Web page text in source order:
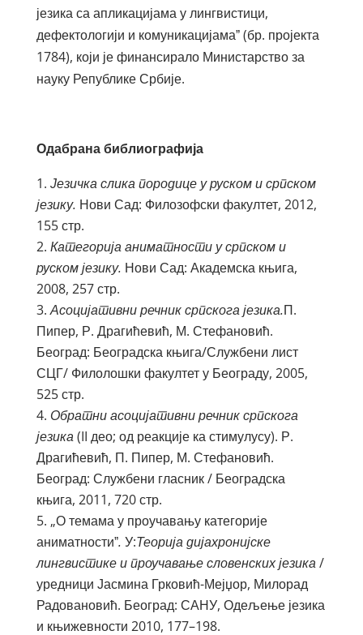
језика са апликацијама у лингвистици,
дефектологији и комуникацијамаˮ (бр. пројекта
1784), који је финансирало Министарство за
науку Републике Србије.
Одабрана библиографија
Језичка слика породице у руском и српском
језику. Нови Сад: Филозофски факултет, 2012,
155 стр.
Категорија аниматности у српском и
руском језику. Нови Сад: Академска књига,
2008, 257 стр.
Асоцијативни речник српскога језика.П.
Пипер, Р. Драгићевић, М. Стефановић.
Београд: Београдска књига/Службени лист
СЦГ/ Филолошки факултет у Београду, 2005,
525 стр.
Обратни асоцијативни речник српскога
језика(II део; од реакције ка стимулусу). Р.
Драгићевић, П. Пипер, М. Стефановић.
Београд: Службени гласник / Београдска
књига, 2011, 720 стр.
„О темама у проучавању категорије
аниматностиˮ. У:Теорија дијахронијске
лингвистике и проучавање словенских језика/
уредници Јасмина Грковић-Мејџор, Милорад
Радовановић. Београд: САНУ, Одељење језика
и књижевности 2010, 177–198.